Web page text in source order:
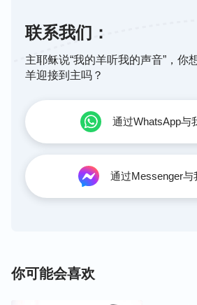
心里就好受些，感谢主！若不是
领，我是撑不住的。因着这样的
在中共无神论独裁统治的中国信
裤带上了，不管是抓捕还是坐监
被中共判处三年劳教，也没有摧
传福音遭警察搜家、威胁
2004年至2012年我们全家人陆续
工。2012年冬天的一天早上，儿
联系我们：
主耶稣说“我的羊听我的声音”，你
羊迎接到主吗？
通过WhatsApp与
通过Messenger与
你可能会喜欢